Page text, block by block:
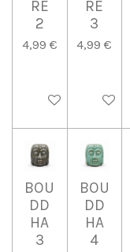
RE
2
4,99 €
Ajouter au panier
RE
3
4,99 €
Ajouter
BOU
DD
HA
3
BOU
DD
HA
4